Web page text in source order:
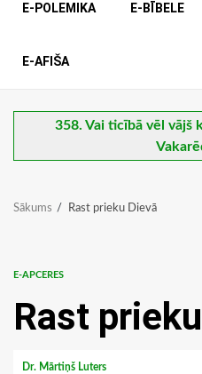
E-POLEMIKA E-BĪBELE
E-AFIŠA
358. Vai ticībā vēl vājš
Sākums Rast prieku Dievā
E-APCERES
Rast
Dr. Mārtiņš Luters